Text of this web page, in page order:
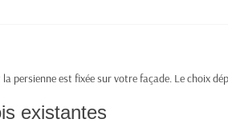
persienne est fixée sur votre façade. Le choix
existantes